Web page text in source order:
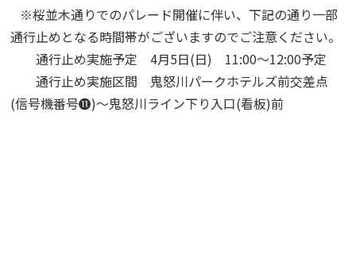
※桜並木通りでのパレード開催に伴い、下記の通り一部
通行止めとなる時間帯がございますのでご注意ください。
通行止め実施予定 4月5日(日) 11:00～12:00予定
通行止め実施区間 鬼怒川パークホテルズ前交差点
(信号機番号⓫)～鬼怒川ライン下り入口(看板)前